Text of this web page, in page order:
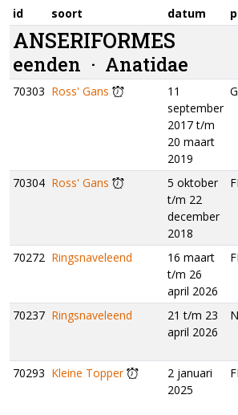
id soort datum
ANSERIFORMES
eenden · Anatidae
70303 Ross' Gans
11
september
2017 t/m
20 maart
2019
70304 Ross' Gans
5 oktober
t/m 22
december
2018
70272 Ringsnaveleend
16 maart
t/m 26
april 2026
70237 Ringsnaveleend
21 t/m 23
april 2026
70293 Kleine Topper
2 januari
2025